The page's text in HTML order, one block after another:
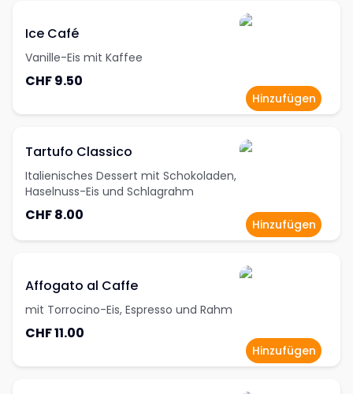
Ice Café
Vanille-Eis mit Kaffee
CHF 9.50
Hinzufügen
Tartufo Classico
Italienisches Dessert mit Schokoladen,
Haselnuss-Eis und Schlagrahm
CHF 8.00
Hinzufügen
Affogato al Caffe
mit Torrocino-Eis, Espresso und Rahm
CHF 11.00
Hinzufügen